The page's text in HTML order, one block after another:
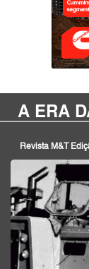
A ERA
Revista M&T